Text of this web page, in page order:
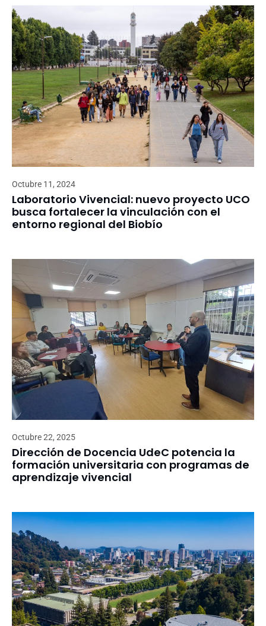
Octubre 11, 2024
Laboratorio Vivencial: nuevo proyecto UCO
busca fortalecer la vinculación con el
entorno regional del Biobío
Octubre 22, 2025
Dirección de Docencia UdeC potencia la
formación universitaria con programas de
aprendizaje vivencial